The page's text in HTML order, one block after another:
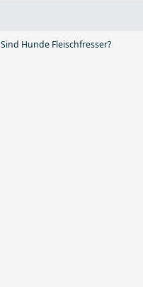
Sind Hunde Fleischfresser?